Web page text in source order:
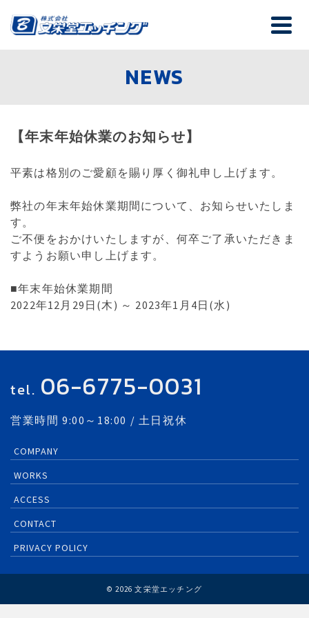
NEWS
【年末年始休業のお知らせ】
平素は格別のご愛顧を賜り厚く御礼申し上げます。
弊社の年末年始休業期間について、お知らせいたしま
す。
ご不便をおかけいたしますが、何卒ご了承いただきま
すようお願い申し上げます。
■年末年始休業期間
2022年12月29日(木) ～ 2023年1月4日(水)
tel. 06-6775-0031
営業時間 9:00～18:00 / 土日祝休
COMPANY
WORKS
ACCESS
CONTACT
PRIVACY POLICY
© 2026 文栄堂エッチング